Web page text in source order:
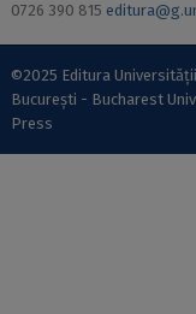
0726 390 815
©2025 Editura
București - Bucharest
Press